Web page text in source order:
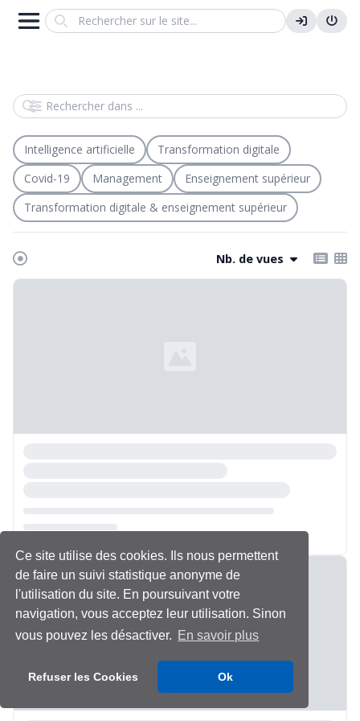
Ce site utilise des cookies. Ils nous permettent
de faire un suivi statistique anonyme de
l'utilisation du site. En poursuivant votre
navigation, vous acceptez leur utilisation. Sinon
vous pouvez les désactiver. En savoir plus
Refuser les Cookies Ok
Search
Rechercher dans
Intelligence artificielle
Transformation digitale
Covid-19
Management
Enseignement supérieur
Transformation digitale & enseignement supérieur
Nb. de vues
Chargement...